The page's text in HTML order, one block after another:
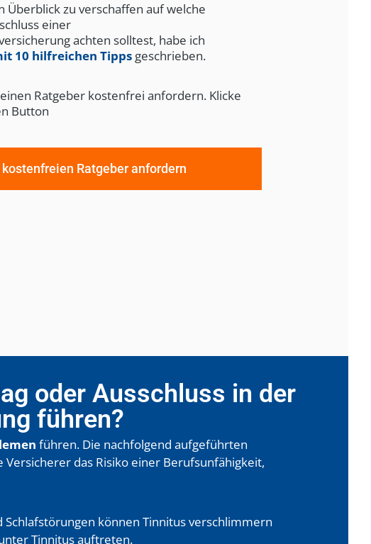
Überblick zu verschaffen auf welche
einer
achten solltest, habe ich
10 hilfreichen Tipps geschrieben.
Ratgeber kostenfrei anfordern. Klicke
Button
Ratgeber anfordern
oder Ausschluss in der
führen?
führen. Die nachfolgend aufgeführten
das Risiko einer Berufsunfähigkeit,
Schlafstörungen können Tinnitus verschlimmern
Tinnitus auftreten.